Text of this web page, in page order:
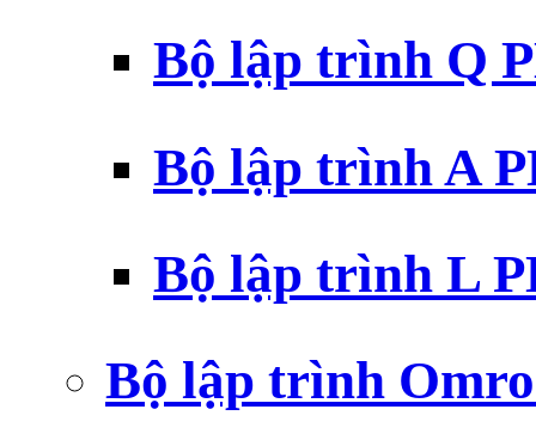
Bộ lập trình Q
Bộ lập trình A
Bộ lập trình L
Bộ lập trình